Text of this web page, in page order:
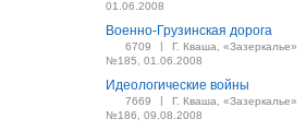
01.06.2008
Военно-Грузинская дорога
6709 |
Г. Кваша, «Зазеркалье»
№185, 01.06.2008
Идеологические войны
7669 |
Г. Кваша, «Зазеркалье»
№186, 09.08.2008